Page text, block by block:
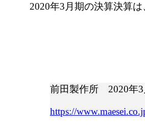
2020年3月期の決算決算は
前田製作所 2020年3
https://